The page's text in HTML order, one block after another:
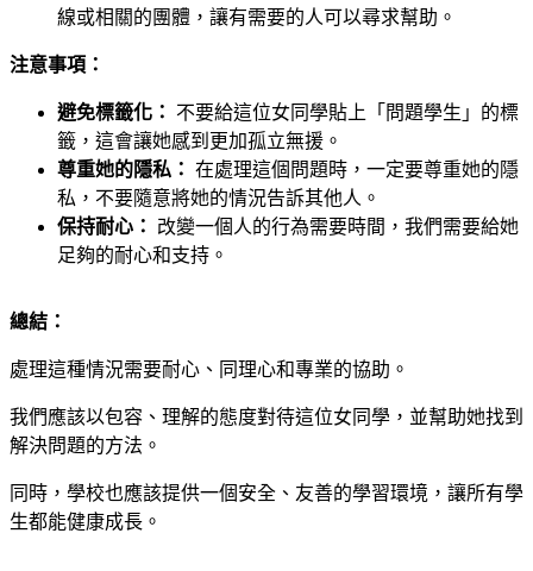
線或相關的團體，讓有需要的人可以尋求幫助。
注意事項：
避免標籤化：
不要給這位女同學貼上「問題學生」的標
籤，這會讓她感到更加孤立無援。
尊重她的隱私： 在處理這個問題時，一定要尊重她的隱
私，不要隨意將她的情況告訴其他人。
保持耐心：
改變一個人的行為需要時間，我們需要給她
足夠的耐心和支持。
總結：
處理這種情況需要耐心、同理心和專業的協助。
我們應該以包容、理解的態度對待這位女同學，並幫助她找到
解決問題的方法。
同時，學校也應該提供一個安全、友善的學習環境，讓所有學
生都能健康成長。